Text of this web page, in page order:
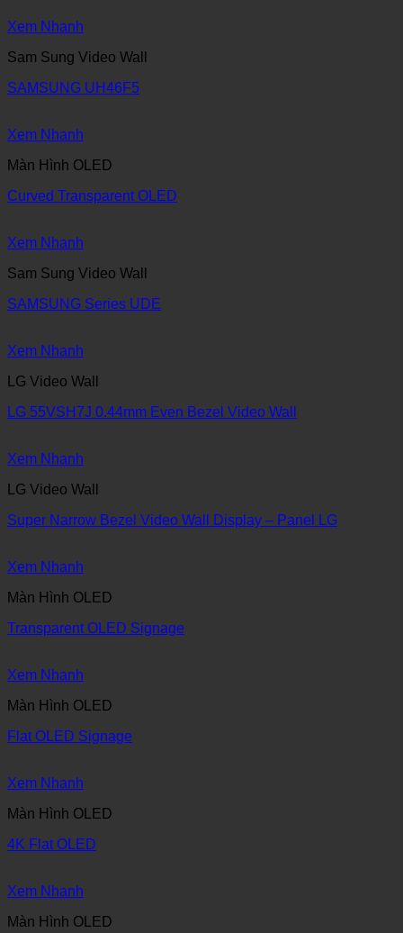
Xem Nhanh
Sam Sung Video Wall
SAMSUNG UH46F5
Xem Nhanh
Màn Hình OLED
Curved Transparent OLED
Xem Nhanh
Sam Sung Video Wall
SAMSUNG Series UDE
Xem Nhanh
LG Video Wall
LG 55VSH7J 0.44mm Even Bezel Video Wall
Xem Nhanh
LG Video Wall
Super Narrow Bezel Video Wall Display – Panel LG
Xem Nhanh
Màn Hình OLED
Transparent OLED Signage
Xem Nhanh
Màn Hình OLED
Flat OLED Signage
Xem Nhanh
Màn Hình OLED
4K Flat OLED
Xem Nhanh
Màn Hình OLED